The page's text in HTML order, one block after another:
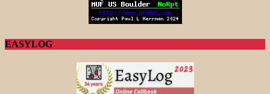
EASYLOG